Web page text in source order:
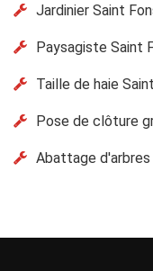
Jardinier Saint
Paysagiste Saint
Taille de haie
Pose de clôture
Abattage d'arbres